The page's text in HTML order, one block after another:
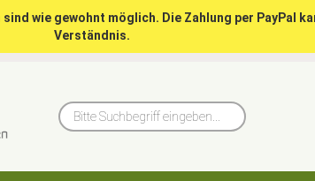
Bitte
wie gewohnt möglich. Die Zahlung per PayPal
Verständnis.